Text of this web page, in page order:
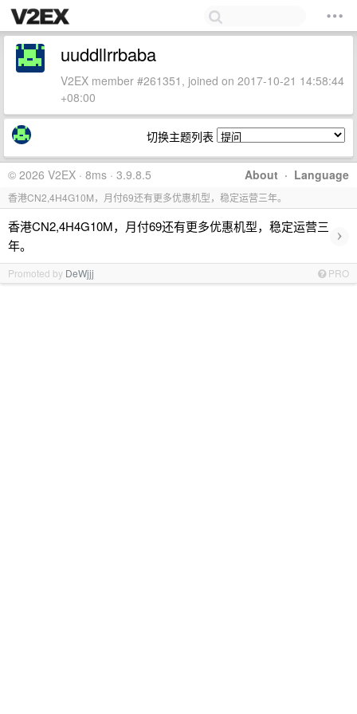
uuddllrrbaba
V2EX member #261351, joined on 2017-10-21 14:58:44
+08:00
切换主题列表
About · Language
© 2026 V2EX · 8ms · 3.9.8.5
香港CN2,4H4G10M，月付69还有更多优惠机型，稳定运营三年。
香港CN2,4H4G10M，月付69还有更多优惠机型，稳定运营三
年。
›
Promoted by DeWjjj PRO